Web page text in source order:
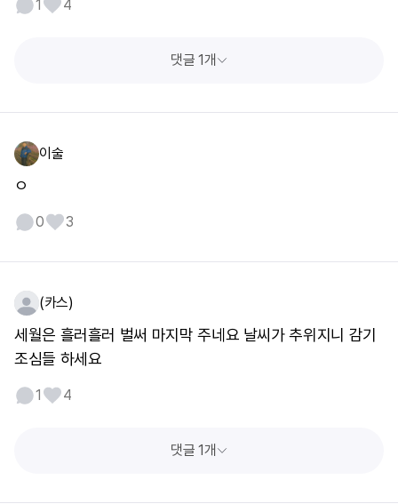
1 4
댓글 1개
이술
ㅇ
0 3
(카스)
세월은 흘러흘러 벌써 마지막 주네요 날씨가 추위지니 감기
조심들 하세요
1 4
댓글 1개